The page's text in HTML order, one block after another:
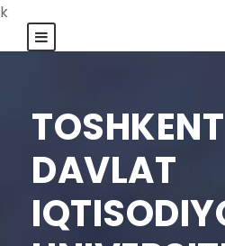
k
TOSHKENT
DAVLAT